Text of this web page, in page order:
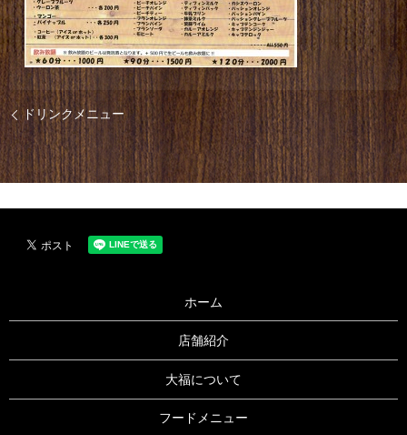
ドリンクメニュー
ホーム
店舗紹介
大福について
フードメニュー